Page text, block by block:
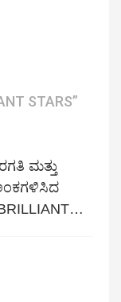
STARS”
ಮತ್ತು